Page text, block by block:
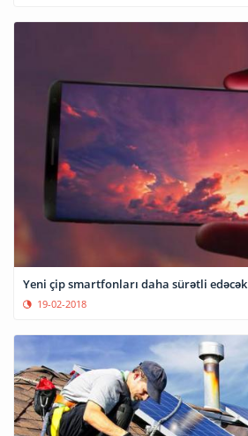
Yeni çip smartfonları daha sürətli edəcək
19-02-2018